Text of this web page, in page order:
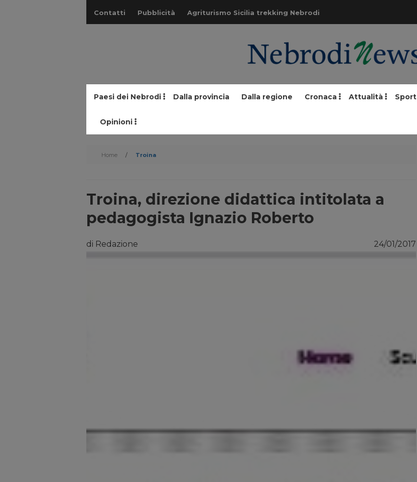
Contatti Pubblicità Agriturismo Sicilia trekking Nebrodi
Paesi dei Nebrodi Dalla provincia Dalla regione Cronaca Attualità Sport
Opinioni
Home / Troina
Troina, direzione didattica intitolata a
pedagogista Ignazio Roberto
di Redazione 24/01/2017